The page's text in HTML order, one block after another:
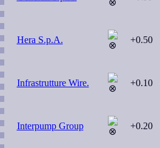
Hera S.p.A. +0.50
Infrastrutture Wire. +0.10
Interpump Group +0.20